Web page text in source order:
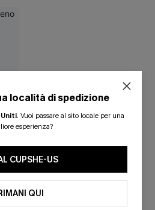
località di spedizione
. Vuoi passare al sito locale per una
esperienza?
CUPSHE-US
QUI